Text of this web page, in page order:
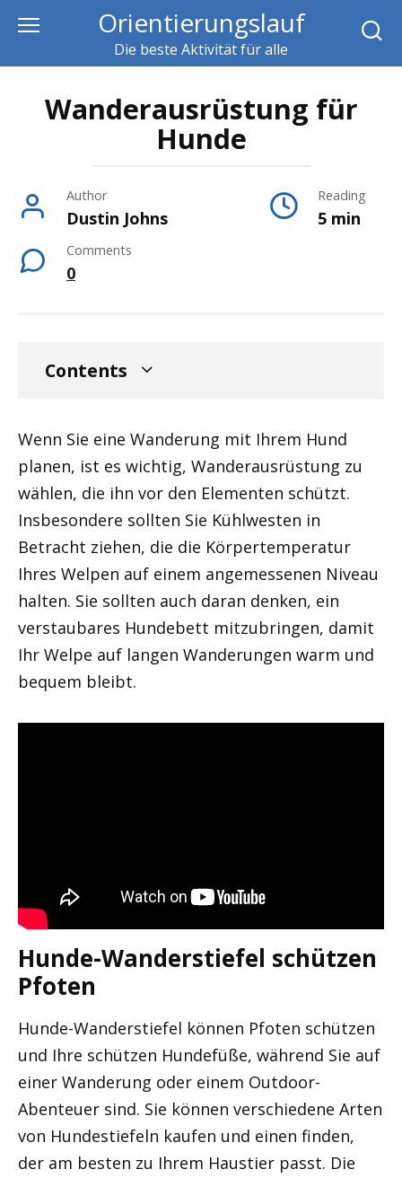
content
Orientierungslauf
Die beste Aktivität für alle
Wanderausrüstung für
Hunde
Author
Dustin Johns
Reading
5 min
Comments
0
Contents
Wenn Sie eine Wanderung mit Ihrem Hund
planen, ist es wichtig, Wanderausrüstung zu
wählen, die ihn vor den Elementen schützt.
Insbesondere sollten Sie Kühlwesten in
Betracht ziehen, die die Körpertemperatur
Ihres Welpen auf einem angemessenen Niveau
halten. Sie sollten auch daran denken, ein
verstaubares Hundebett mitzubringen, damit
Ihr Welpe auf langen Wanderungen warm und
bequem bleibt.
Hunde-Wanderstiefel schützen
Pfoten
Hunde-Wanderstiefel können Pfoten schützen
und Ihre schützen Hundefüße, während Sie auf
einer Wanderung oder einem Outdoor-
Abenteuer sind. Sie können verschiedene Arten
von Hundestiefeln kaufen und einen finden,
der am besten zu Ihrem Haustier passt. Die